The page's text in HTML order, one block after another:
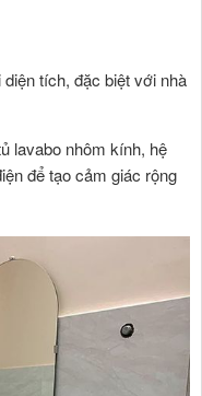
tích, đặc biệt với nhà
lavabo nhôm kính, hệ
để tạo cảm giác rộng